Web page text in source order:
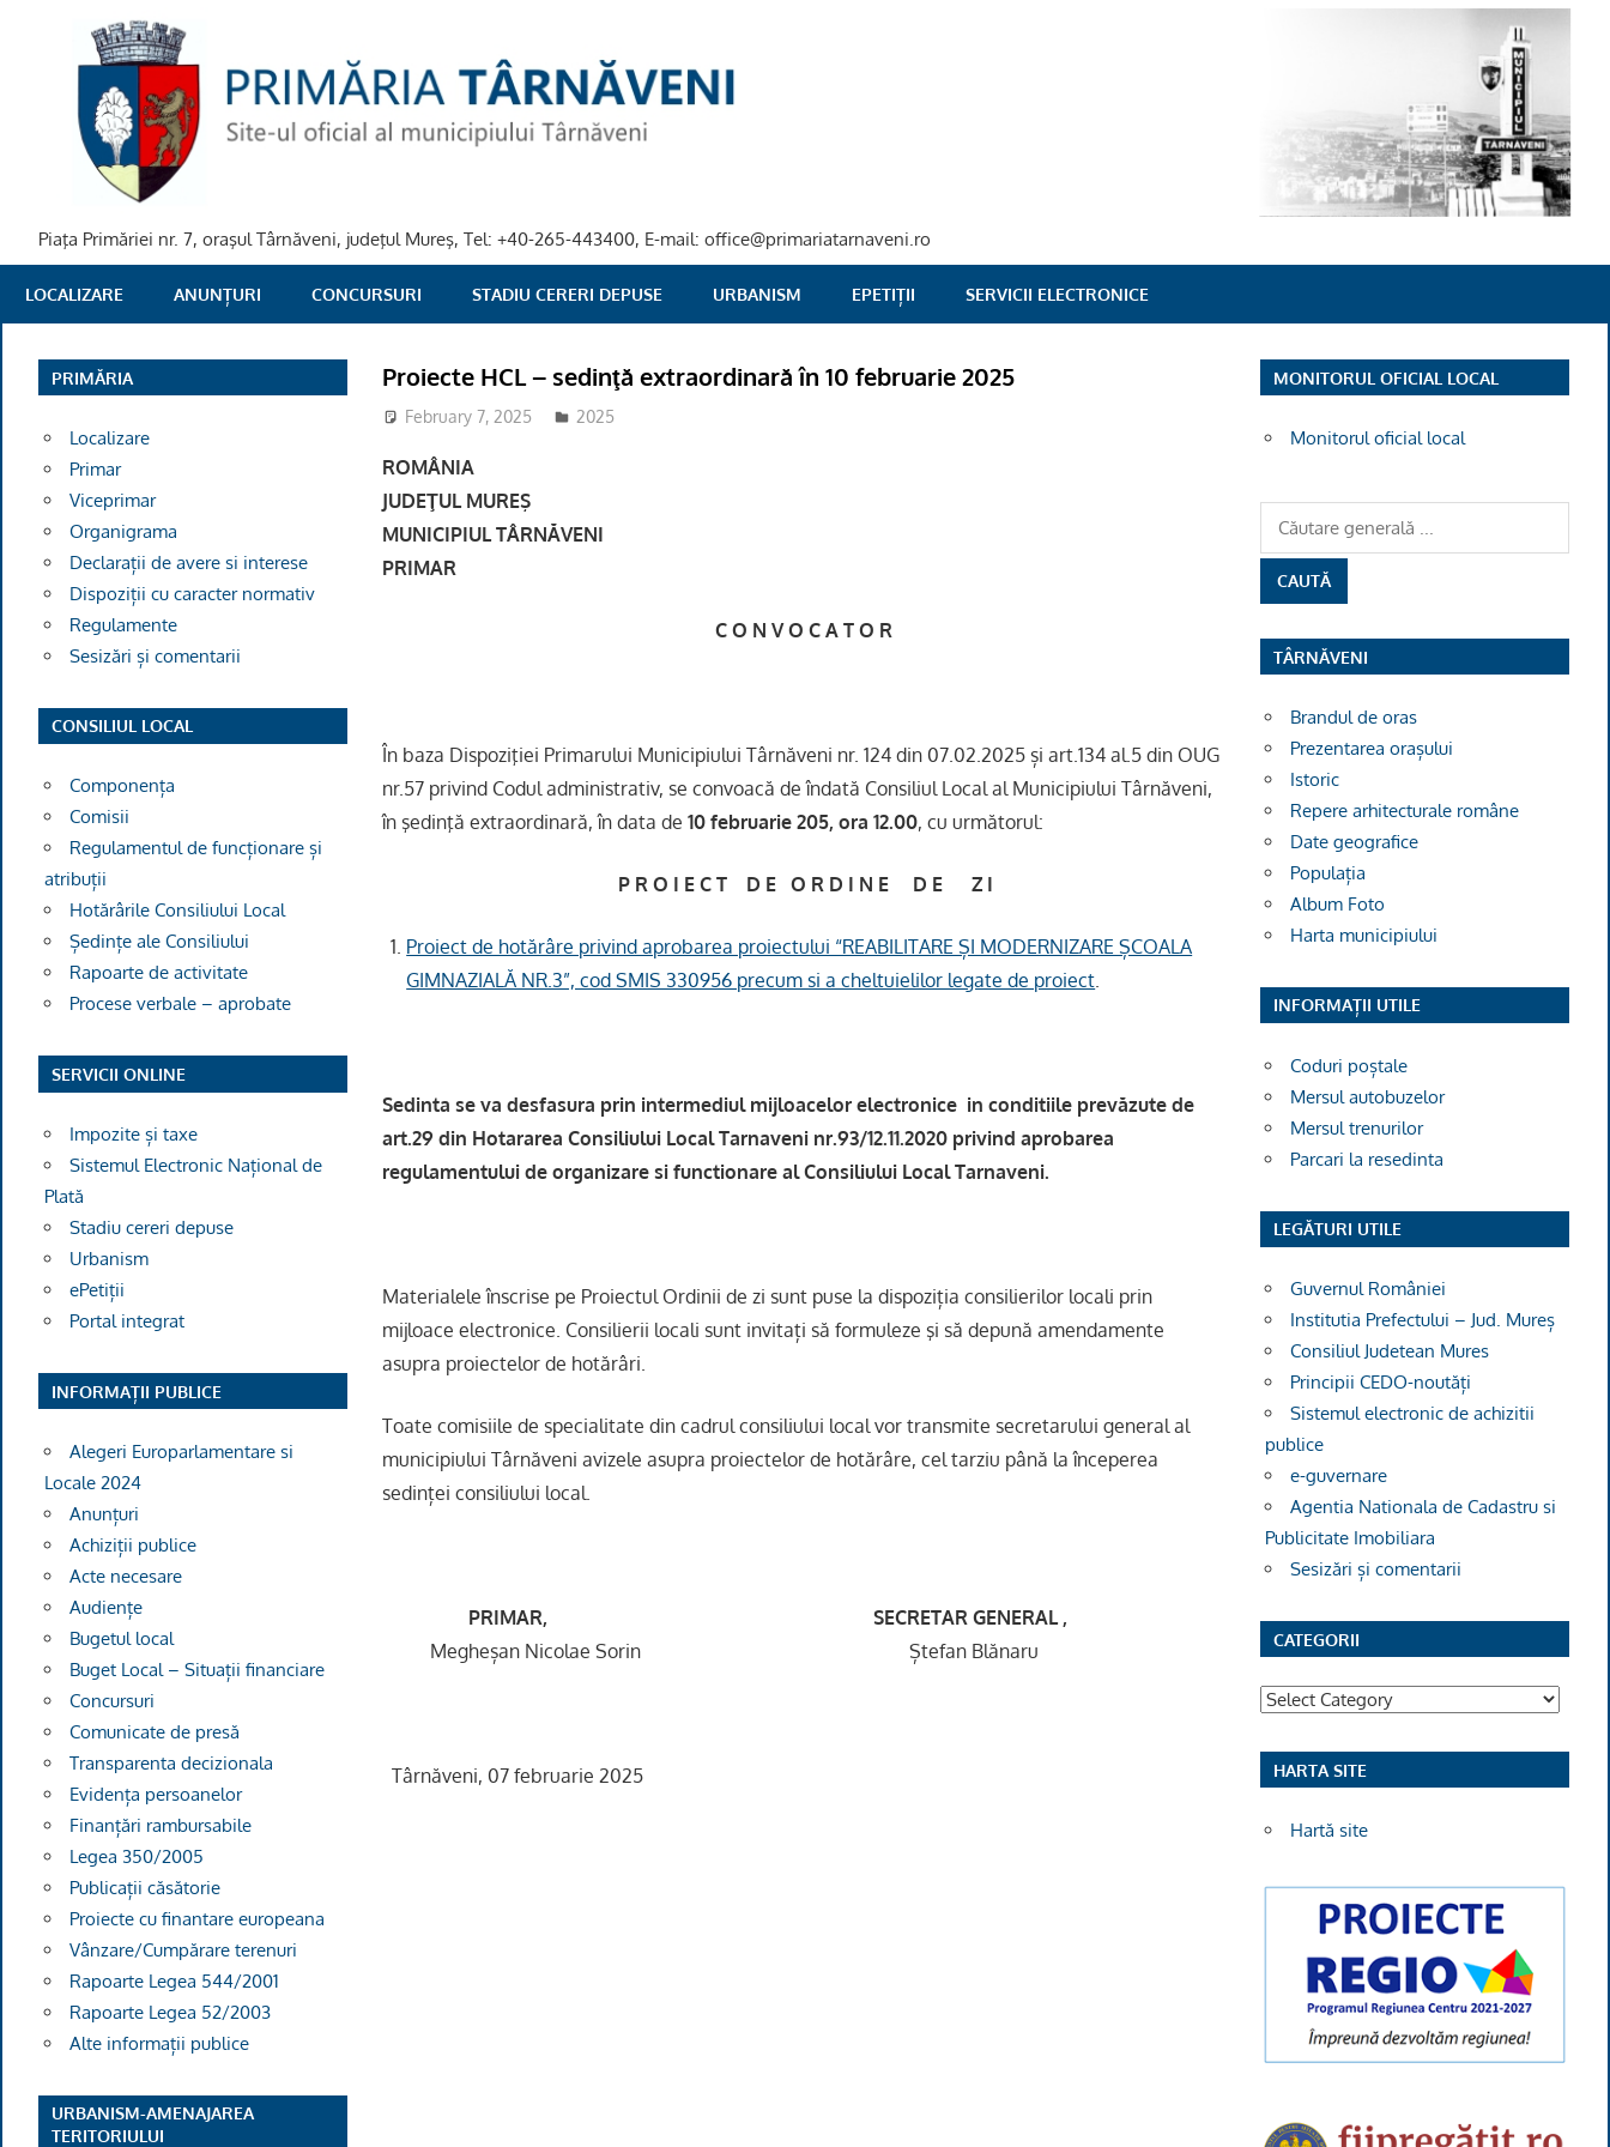
PRIMARIA
TARNAVENI
Piaţa Primăriei nr. 7, oraşul Târnăveni, judeţul Mureş, Tel: +40-265-443400, E-mail: office@primariatarnaveni.ro
LOCALIZARE ANUNȚURI CONCURSURI STADIU CERERI DEPUSE URBANISM EPETIȚII SERVICII ELECTRONICE
Proiecte HCL – sedinţă extraordinară în 10 februarie 2025
February 7, 2025 adm-mmm
2025
ROMÂNIA
JUDEŢUL MUREŞ
MUNICIPIUL TÂRNĂVENI
PRIMAR
C O N V O C A T O R
În baza Dispoziţiei Primarului Municipiului Târnăveni nr. 124 din 07.02.2025 și art.134 al.5 din OUG
nr.57 privind Codul administrativ, se convoacă de îndată Consiliul Local al Municipiului Târnăveni,
în şedinţă extraordinară, în data de10 februarie 205, ora 12.00, cu următorul:
P R O I E C T D E O R D I N E D E Z I
Proiect de hotărâre privind aprobarea proiectului “REABILITARE ȘI MODERNIZARE ȘCOALA
GIMNAZIALĂ NR.3”, cod SMIS 330956 precum si a cheltuielilor legate de proiect
Sedinta se va desfasura prin intermediul mijloacelor electronice in conditiile prevăzute de
art.29 din Hotararea Consiliului Local Tarnaveni nr.93/12.11.2020 privind aprobarea
regulamentului de organizare si functionare al Consiliului Local Tarnaveni.
Materialele înscrise pe Proiectul Ordinii de zi sunt puse la dispoziția consilierilor locali prin
mijloace electronice. Consilierii locali sunt invitați să formuleze şi să depună amendamente
asupra proiectelor de hotărâri.
Toate comisiile de specialitate din cadrul consiliului local vor transmite secretarului general al
municipiului Târnăveni avizele asupra proiectelor de hotărâre, cel tarziu până la începerea
sedinței consiliului local.
PRIMAR, SECRETAR GENERAL ,
Megheșan Nicolae Sorin Ștefan Blănaru
Târnăveni, 07 februarie 2025
PRIMĂRIA
Localizare
Primar
Viceprimar
Organigrama
Declarații de avere si interese
Dispoziții cu caracter normativ
Regulamente
Sesizări și comentarii
CONSILIUL LOCAL
Componența
Comisii
Regulamentul de funcționare și
atribuții
Hotărârile Consiliului Local
Ședințe ale Consiliului
Rapoarte de activitate
Procese verbale – aprobate
SERVICII ONLINE
Impozite și taxe
Sistemul Electronic Național de
Plată
Stadiu cereri depuse
Urbanism
ePetiții
Portal integrat
INFORMAȚII PUBLICE
Alegeri Europarlamentare si
Locale 2024
Anunțuri
Achiziții publice
Acte necesare
Audiențe
Bugetul local
Buget Local – Situații financiare
Concursuri
Comunicate de presă
Transparenta decizionala
Evidența persoanelor
Finanțări rambursabile
Legea 350/2005
Publicații căsătorie
Proiecte cu finantare europeana
Vânzare/Cumpărare terenuri
Rapoarte Legea 544/2001
Rapoarte Legea 52/2003
Alte informații publice
URBANISM-AMENAJAREA
TERITORIULUI
MONITORUL OFICIAL LOCAL
Monitorul oficial local
TÂRNĂVENI
Brandul de oras
Prezentarea orașului
Istoric
Repere arhitecturale române
Date geografice
Populația
Album Foto
Harta municipiului
INFORMAȚII UTILE
Coduri poștale
Mersul autobuzelor
Mersul trenurilor
Parcari la resedinta
LEGĂTURI UTILE
Guvernul României
Institutia Prefectului – Jud. Mureș
Consiliul Judetean Mures
Principii CEDO-noutăți
Sistemul electronic de achizitii
publice
e-guvernare
Agentia Nationala de Cadastru si
Publicitate Imobiliara
Sesizări și comentarii
CATEGORII
Categorii
HARTA SITE
Hartă site